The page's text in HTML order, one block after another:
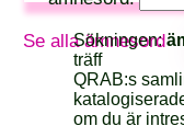
Se alla ämnesord
Sökningen:
träff
QRAB:s
om du är